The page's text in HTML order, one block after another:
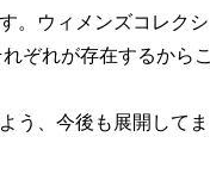
。ウィメンズコレクシ
ぞれが存在するからこ
う、今後も展開してま